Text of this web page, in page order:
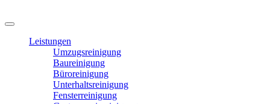
Leistungen
Umzugsreinigung
Baureinigung
Büroreinigung
Unterhaltsreinigung
Fensterreinigung